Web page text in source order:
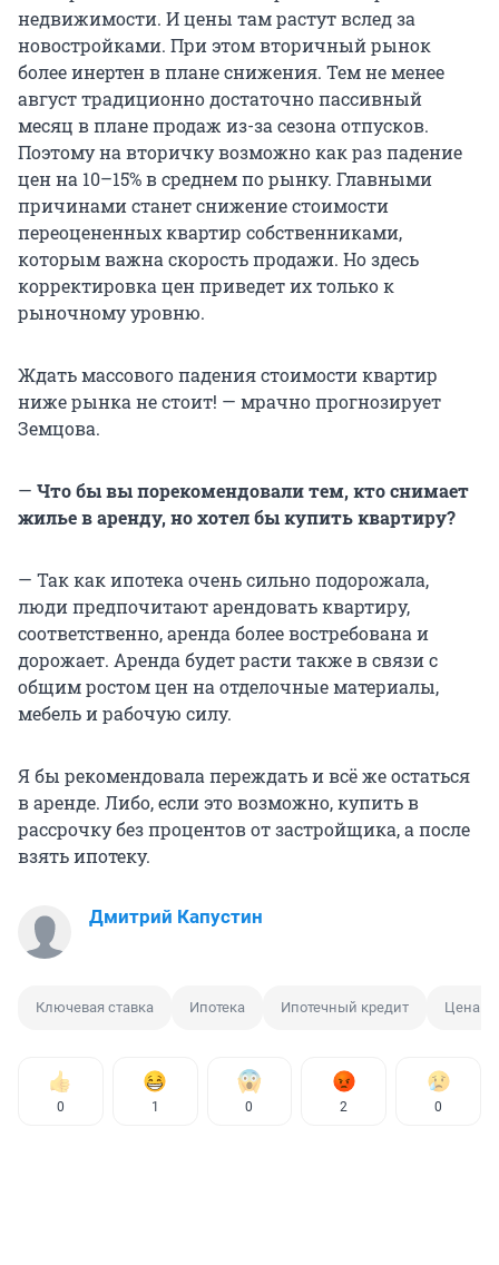
недвижимости. И цены там растут вслед за
новостройками. При этом вторичный рынок
более инертен в плане снижения. Тем не менее
август традиционно достаточно пассивный
месяц в плане продаж из-за сезона отпусков.
Поэтому на вторичку возможно как раз падение
цен на 10–15% в среднем по рынку. Главными
причинами станет снижение стоимости
переоцененных квартир собственниками,
которым важна скорость продажи. Но здесь
корректировка цен приведет их только к
рыночному уровню.
Ждать массового падения стоимости квартир
ниже рынка не стоит! — мрачно прогнозирует
Земцова.
— Что бы вы порекомендовали тем, кто снимает
жилье в аренду, но хотел бы купить квартиру?
— Так как ипотека очень сильно подорожала,
люди предпочитают арендовать квартиру,
соответственно, аренда более востребована и
дорожает. Аренда будет расти также в связи с
общим ростом цен на отделочные материалы,
мебель и рабочую силу.
Я бы рекомендовала переждать и всё же остаться
в аренде. Либо, если это возможно, купить в
рассрочку без процентов от застройщика, а после
взять ипотеку.
Дмитрий Капустин
Ключевая ставка Ипотека Ипотечный кредит Цена
0 1 0 2 0